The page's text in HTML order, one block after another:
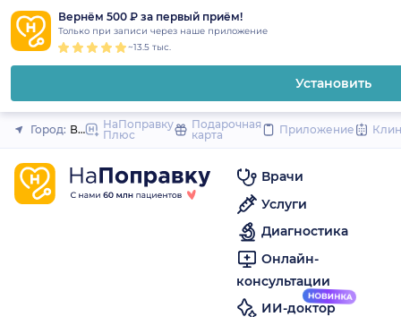
Вернём 500 ₽ за первый приём!
Только при записи через наше приложение
~13.5 тыс.
Установить
Закрыть
Город: ВоронежНаПоправку
Плюс
Подарочная
карта
Приложение
Врачи
Услуги
Диагностика
Онлайн-
консультации
ИИ-доктор